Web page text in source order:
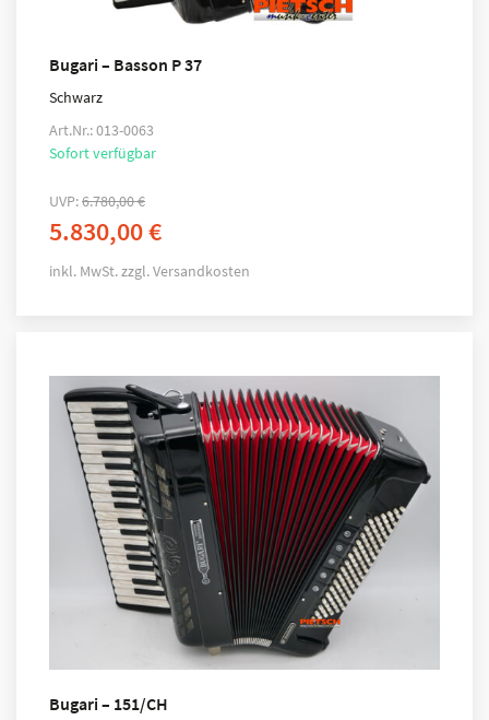
Bugari – Basson P 37
Schwarz
Art.Nr.: 013-0063
Sofort verfügbar
UVP:6.780,00€
5.830,00€
inkl. MwSt.zzgl.Versandkosten
Bugari – 151/CH